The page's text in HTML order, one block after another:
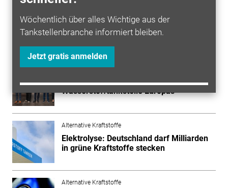
Wöchentlich über alles Wichtige aus der
Tankstellenbranche informiert bleiben.
Jetzt gratis anmelden
Brennstoffzellentechnologie für die HyDN.
Alternative Kraftstoffe
Düsseldorf: Leistungsstärkste
Wasserstofftankstelle Europas
Alternative Kraftstoffe
Elektrolyse: Deutschland darf Milliarden
in grüne Kraftstoffe stecken
Alternative Kraftstoffe